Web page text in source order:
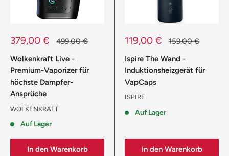
Sonderpreis
379,00 € Normalpreis
499,00 €
Wolkenkraft Live -
Premium-Vaporizer für
höchste Dampfer-
Ansprüche
WOLKENKRAFT
Auf Lager
In den Warenkorb
Sonderpreis
119,00 € Normalpreis
159,00 €
Ispire The Wand -
Induktionsheizgerät für
VapCaps
ISPIRE
Auf Lager
In den Warenkorb